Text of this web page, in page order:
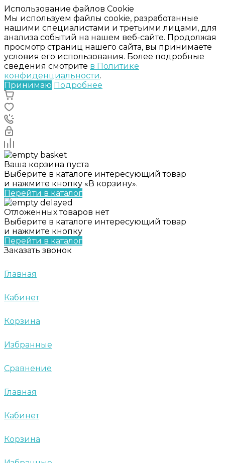
Использование файлов Cookie
Мы используем файлы cookie, разработанные
нашими специалистами и третьими лицами, для
анализа событий на нашем веб-сайте. Продолжая
просмотр страниц нашего сайта, вы принимаете
условия его использования. Более подробные
сведения смотрите в Политике
конфиденциальности.
Принимаю Подробнее
Ваша корзина пуста
Выберите в каталоге интересующий товар
и нажмите кнопку «В корзину».
Перейти в каталог
Отложенных товаров нет
Выберите в каталоге интересующий товар
и нажмите кнопку
Перейти в каталог
Заказать звонок
Главная
Кабинет
Корзина
Избранные
Сравнение
Главная
Кабинет
Корзина